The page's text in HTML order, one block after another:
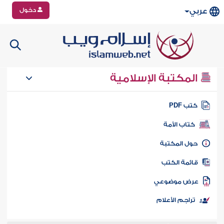
عربي دخول
المكتبة الإسلامية
كتب PDF
كتاب الأمة
المكتبة
الكتب
موضوعي